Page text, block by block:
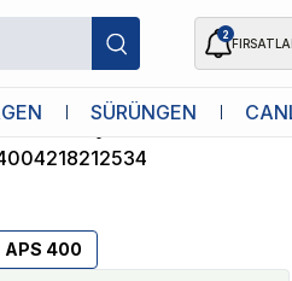
2
SÜRÜNGEN
Beyaz
APS 400